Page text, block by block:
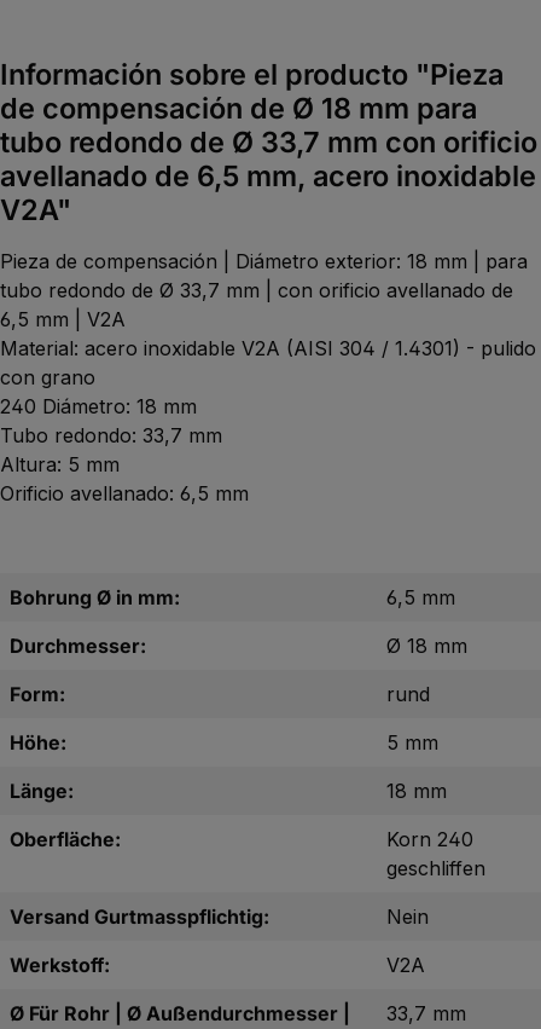
Información sobre el producto "Pieza
de compensación de Ø 18 mm para
tubo redondo de Ø 33,7 mm con orificio
avellanado de 6,5 mm, acero inoxidable
V2A"
Pieza de compensación | Diámetro exterior: 18 mm | para
tubo redondo de Ø 33,7 mm | con orificio avellanado de
6,5 mm | V2A
Material: acero inoxidable V2A (AISI 304 / 1.4301) - pulido
con grano
240 Diámetro: 18 mm
Tubo redondo: 33,7 mm
Altura: 5 mm
Orificio avellanado: 6,5 mm
Bohrung Ø in mm:
6,5 mm
Durchmesser:
Ø 18 mm
Form:
rund
Höhe:
5 mm
Länge:
18 mm
Oberfläche:
Korn 240
geschliffen
Versand Gurtmasspflichtig:
Nein
Werkstoff:
V2A
Ø Für Rohr | Ø Außendurchmesser |
33,7 mm